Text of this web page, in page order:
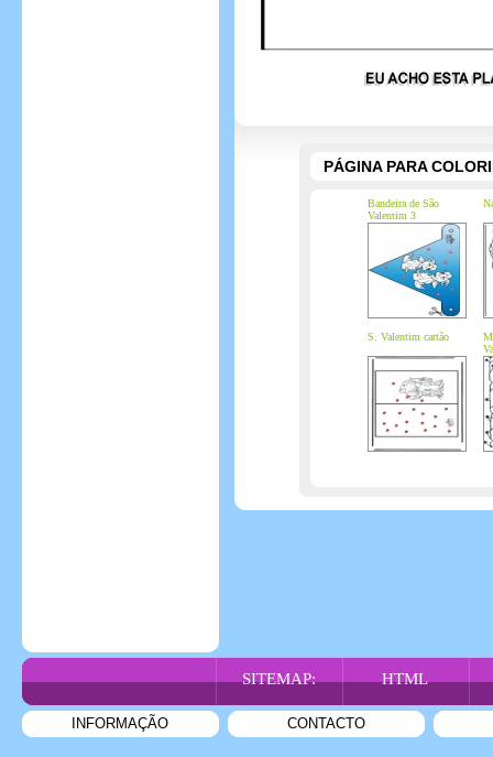
PÁGINA PARA
Bandeira de São
Valentim 3
S. Valentim cartão
SITEMAP: HTML
INFORMAÇÃO CONTACTO